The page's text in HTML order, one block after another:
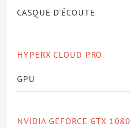
CASQUE D’ÉCOUTE
HYPERX CLOUD PRO
GPU
NVIDIA GEFORCE GTX 1080